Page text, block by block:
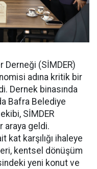
Derneği (SİMDER)
adına kritik bir
Dernek binasında
Bafra Belediye
SİMDER
araya geldi.
kat karşılığı ihaleye
kentsel dönüşüm
yeni konut ve